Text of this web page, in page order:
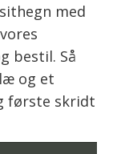
med
bestil. Så
og et
første skridt